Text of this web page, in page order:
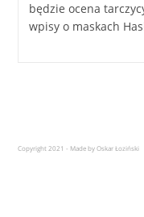
będzie ocena
wpisy o maskach
Copyright 2021 - Made by Oskar Łoziński